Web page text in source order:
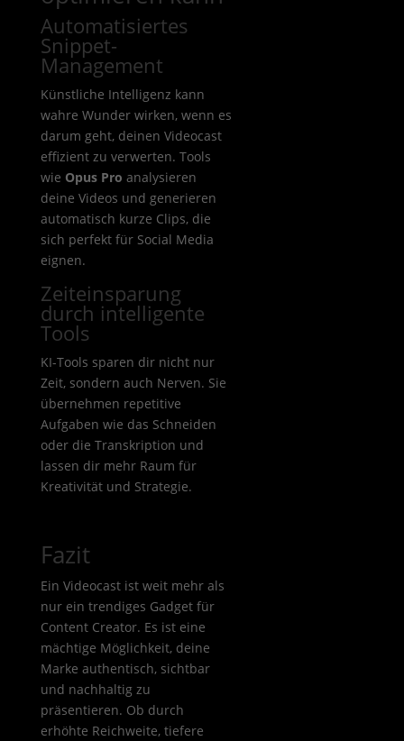
Automatisiertes
Snippet-
Management
Künstliche Intelligenz kann
wahre Wunder wirken, wenn es
darum geht, deinen Videocast
effizient zu verwerten. Tools
wie Opus Pro analysieren
deine Videos und generieren
automatisch kurze Clips, die
sich perfekt für Social Media
eignen.
Zeiteinsparung
durch intelligente
Tools
KI-Tools sparen dir nicht nur
Zeit, sondern auch Nerven. Sie
übernehmen repetitive
Aufgaben wie das Schneiden
oder die Transkription und
lassen dir mehr Raum für
Kreativität und Strategie.
Fazit
Ein Videocast ist weit mehr als
nur ein trendiges Gadget für
Content Creator. Es ist eine
mächtige Möglichkeit, deine
Marke authentisch, sichtbar
und nachhaltig zu
präsentieren. Ob durch
erhöhte Reichweite, tiefere